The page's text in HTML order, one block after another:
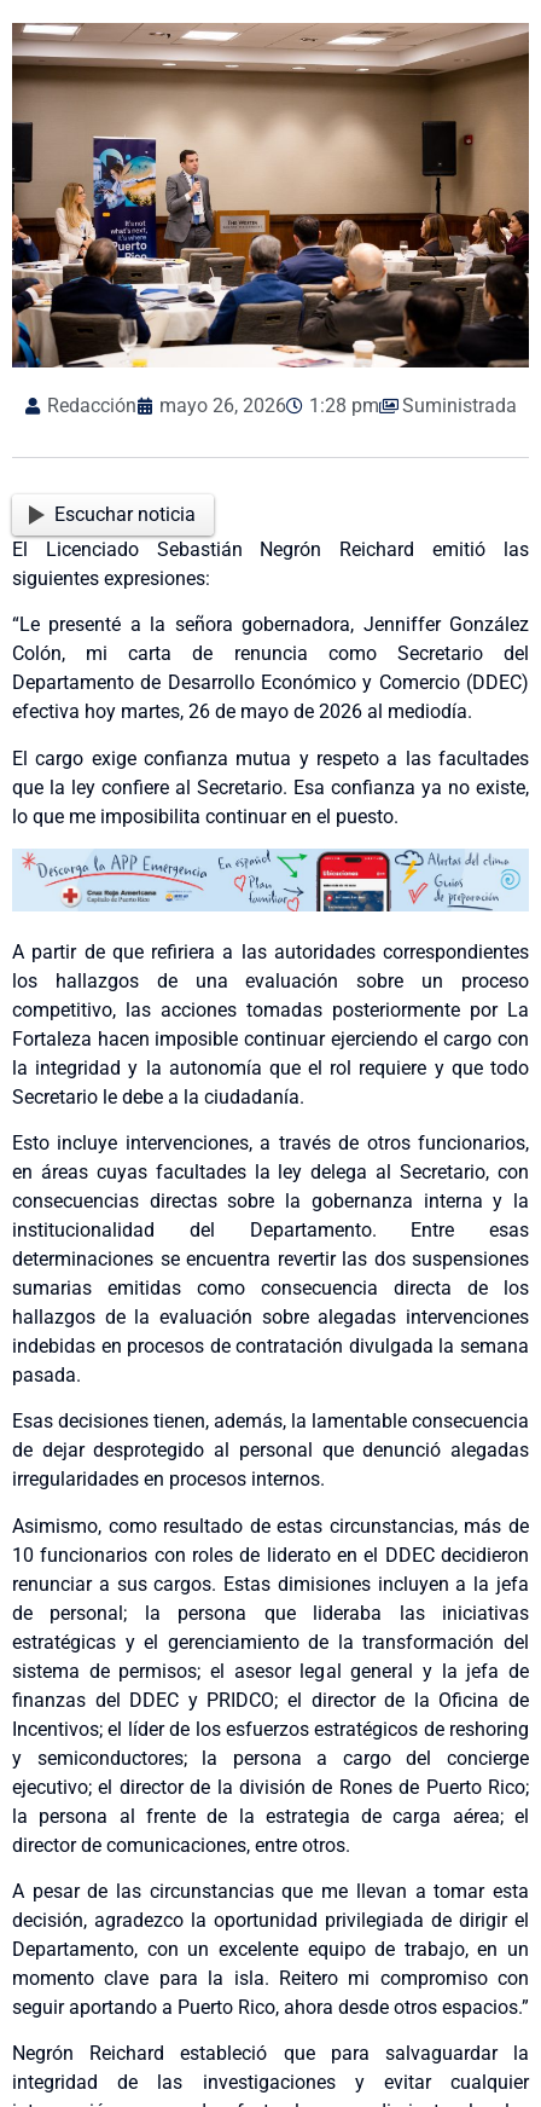
Redacción mayo 26, 2026 1:28 pm Suministrada
Escuchar noticia
El Licenciado Sebastián Negrón Reichard emitió las
siguientes expresiones:
“Le presenté a la señora gobernadora, Jenniffer González
Colón, mi carta de renuncia como Secretario del
Departamento de Desarrollo Económico y Comercio (DDEC)
efectiva hoy martes, 26 de mayo de 2026 al mediodía.
El cargo exige confianza mutua y respeto a las facultades
que la ley confiere al Secretario. Esa confianza ya no existe,
lo que me imposibilita continuar en el puesto.
A partir de que refiriera a las autoridades correspondientes
los hallazgos de una evaluación sobre un proceso
competitivo, las acciones tomadas posteriormente por La
Fortaleza hacen imposible continuar ejerciendo el cargo con
la integridad y la autonomía que el rol requiere y que todo
Secretario le debe a la ciudadanía.
Esto incluye intervenciones, a través de otros funcionarios,
en áreas cuyas facultades la ley delega al Secretario, con
consecuencias directas sobre la gobernanza interna y la
institucionalidad del Departamento. Entre esas
determinaciones se encuentra revertir las dos suspensiones
sumarias emitidas como consecuencia directa de los
hallazgos de la evaluación sobre alegadas intervenciones
indebidas en procesos de contratación divulgada la semana
pasada.
Esas decisiones tienen, además, la lamentable consecuencia
de dejar desprotegido al personal que denunció alegadas
irregularidades en procesos internos.
Asimismo, como resultado de estas circunstancias, más de
10 funcionarios con roles de liderato en el DDEC decidieron
renunciar a sus cargos. Estas dimisiones incluyen a la jefa
de personal; la persona que lideraba las iniciativas
estratégicas y el gerenciamiento de la transformación del
sistema de permisos; el asesor legal general y la jefa de
finanzas del DDEC y PRIDCO; el director de la Oficina de
Incentivos; el líder de los esfuerzos estratégicos de reshoring
y semiconductores; la persona a cargo del concierge
ejecutivo; el director de la división de Rones de Puerto Rico;
la persona al frente de la estrategia de carga aérea; el
director de comunicaciones, entre otros.
A pesar de las circunstancias que me llevan a tomar esta
decisión, agradezco la oportunidad privilegiada de dirigir el
Departamento, con un excelente equipo de trabajo, en un
momento clave para la isla. Reitero mi compromiso con
seguir aportando a Puerto Rico, ahora desde otros espacios.”
Negrón Reichard estableció que para salvaguardar la
integridad de las investigaciones y evitar cualquier